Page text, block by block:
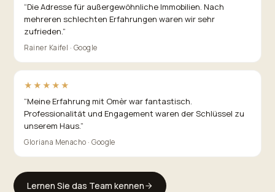
“Die Adresse für außergewöhnliche Immobilien. Nach
mehreren schlechten Erfahrungen waren wir sehr
zufrieden.”
Rainer Kaifel · Google
★★★★★
“Meine Erfahrung mit Omèr war fantastisch.
Professionalität und Engagement waren der Schlüssel zu
unserem Haus.”
Gloriana Menacho · Google
Lernen Sie das Team kennen